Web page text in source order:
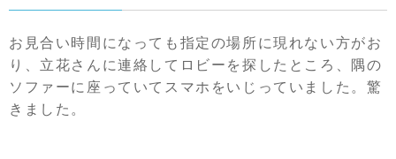
お見合い時間になっても指定の場所に現れない方がお
り、立花さんに連絡してロビーを探したところ、隅の
ソファーに座っていてスマホをいじっていました。驚
きました。